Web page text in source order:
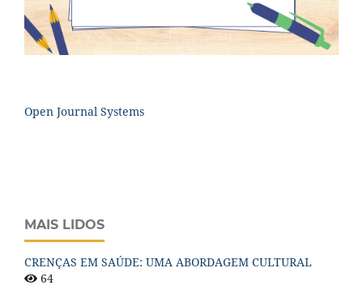
Open Journal Systems
MAIS LIDOS
CRENÇAS EM SAÚDE: UMA ABORDAGEM CULTURAL
64